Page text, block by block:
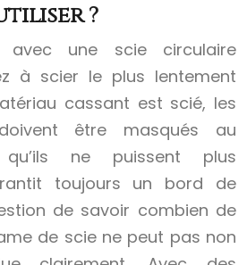
?
une scie circulaire
à scier le plus lentement
cassant est scié, les
être masqués au
ne puissent plus
toujours un bord de
de savoir combien de
de scie ne peut pas non